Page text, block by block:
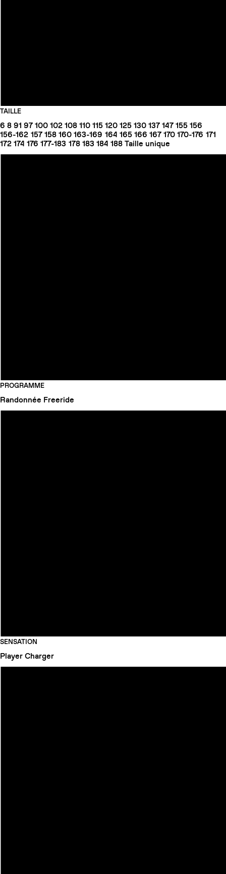
TAILLE
6 8 91 97 100 102 108 110 115 120 125 130 137 147 155 156
156-162 157 158 160 163-169 164 165 166 167 170 170-176 171
172 174 176 177-183 178 183 184 188 Taille unique
PROGRAMME
Randonnée Freeride
SENSATION
Player Charger